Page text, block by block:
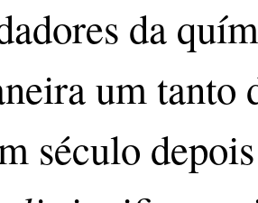
da
um tanto
século